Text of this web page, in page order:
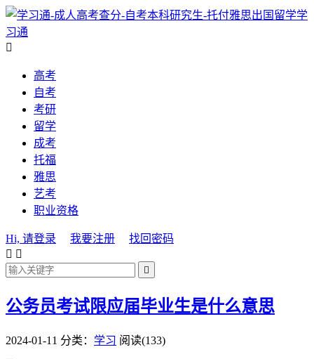
学
习通

高考
自考
考研
留学
成考
托福
雅思
艺考
职业资格
Hi, 请登录 我要注册
找回密码
 

公务员考试限应届毕业生是什么意思
2024-01-11 分类： 学习 阅读(133)